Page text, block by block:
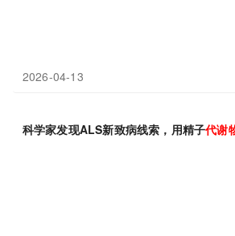
2026-04-13
科学家发现ALS新致病线索，用精子代谢